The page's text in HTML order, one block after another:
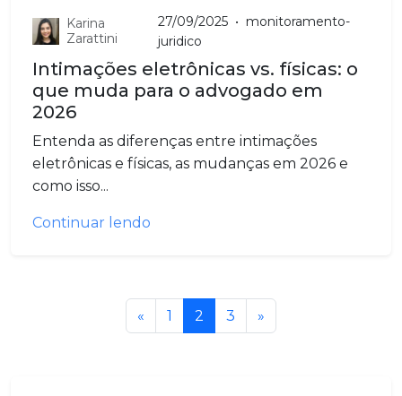
Karina
Zarattini
27/09/2025 • monitoramento-
juridico
Intimações eletrônicas vs. físicas: o
que muda para o advogado em
2026
Entenda as diferenças entre intimações
eletrônicas e físicas, as mudanças em 2026 e
como isso...
Continuar lendo
« 1 2 3 »